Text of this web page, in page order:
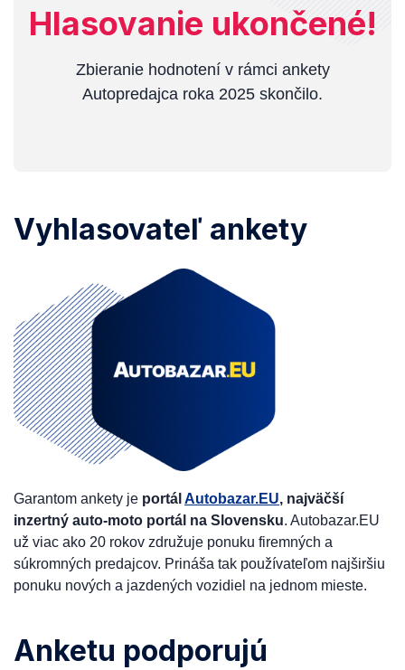
Hlasovanie ukončené!
Zbieranie hodnotení v rámci ankety
Autopredajca roka 2025 skončilo.
Vyhlasovateľ ankety
Garantom ankety je portál Autobazar.EU, najväčší
inzertný auto-moto portál na Slovensku. Autobazar.EU
už viac ako 20 rokov združuje ponuku firemných a
súkromných predajcov. Prináša tak používateľom najširšiu
ponuku nových a jazdených vozidiel na jednom mieste.
Anketu podporujú